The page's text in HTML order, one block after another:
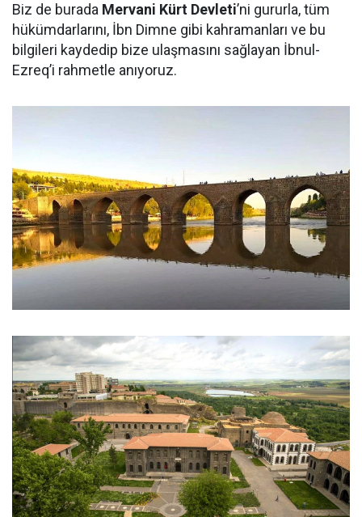
Biz de burada Mervani Kürt Devleti’ni gururla, tüm
hükümdarlarını, İbn Dimne gibi kahramanları ve bu
bilgileri kaydedip bize ulaşmasını sağlayan İbnul-
Ezreq’i rahmetle anıyoruz.